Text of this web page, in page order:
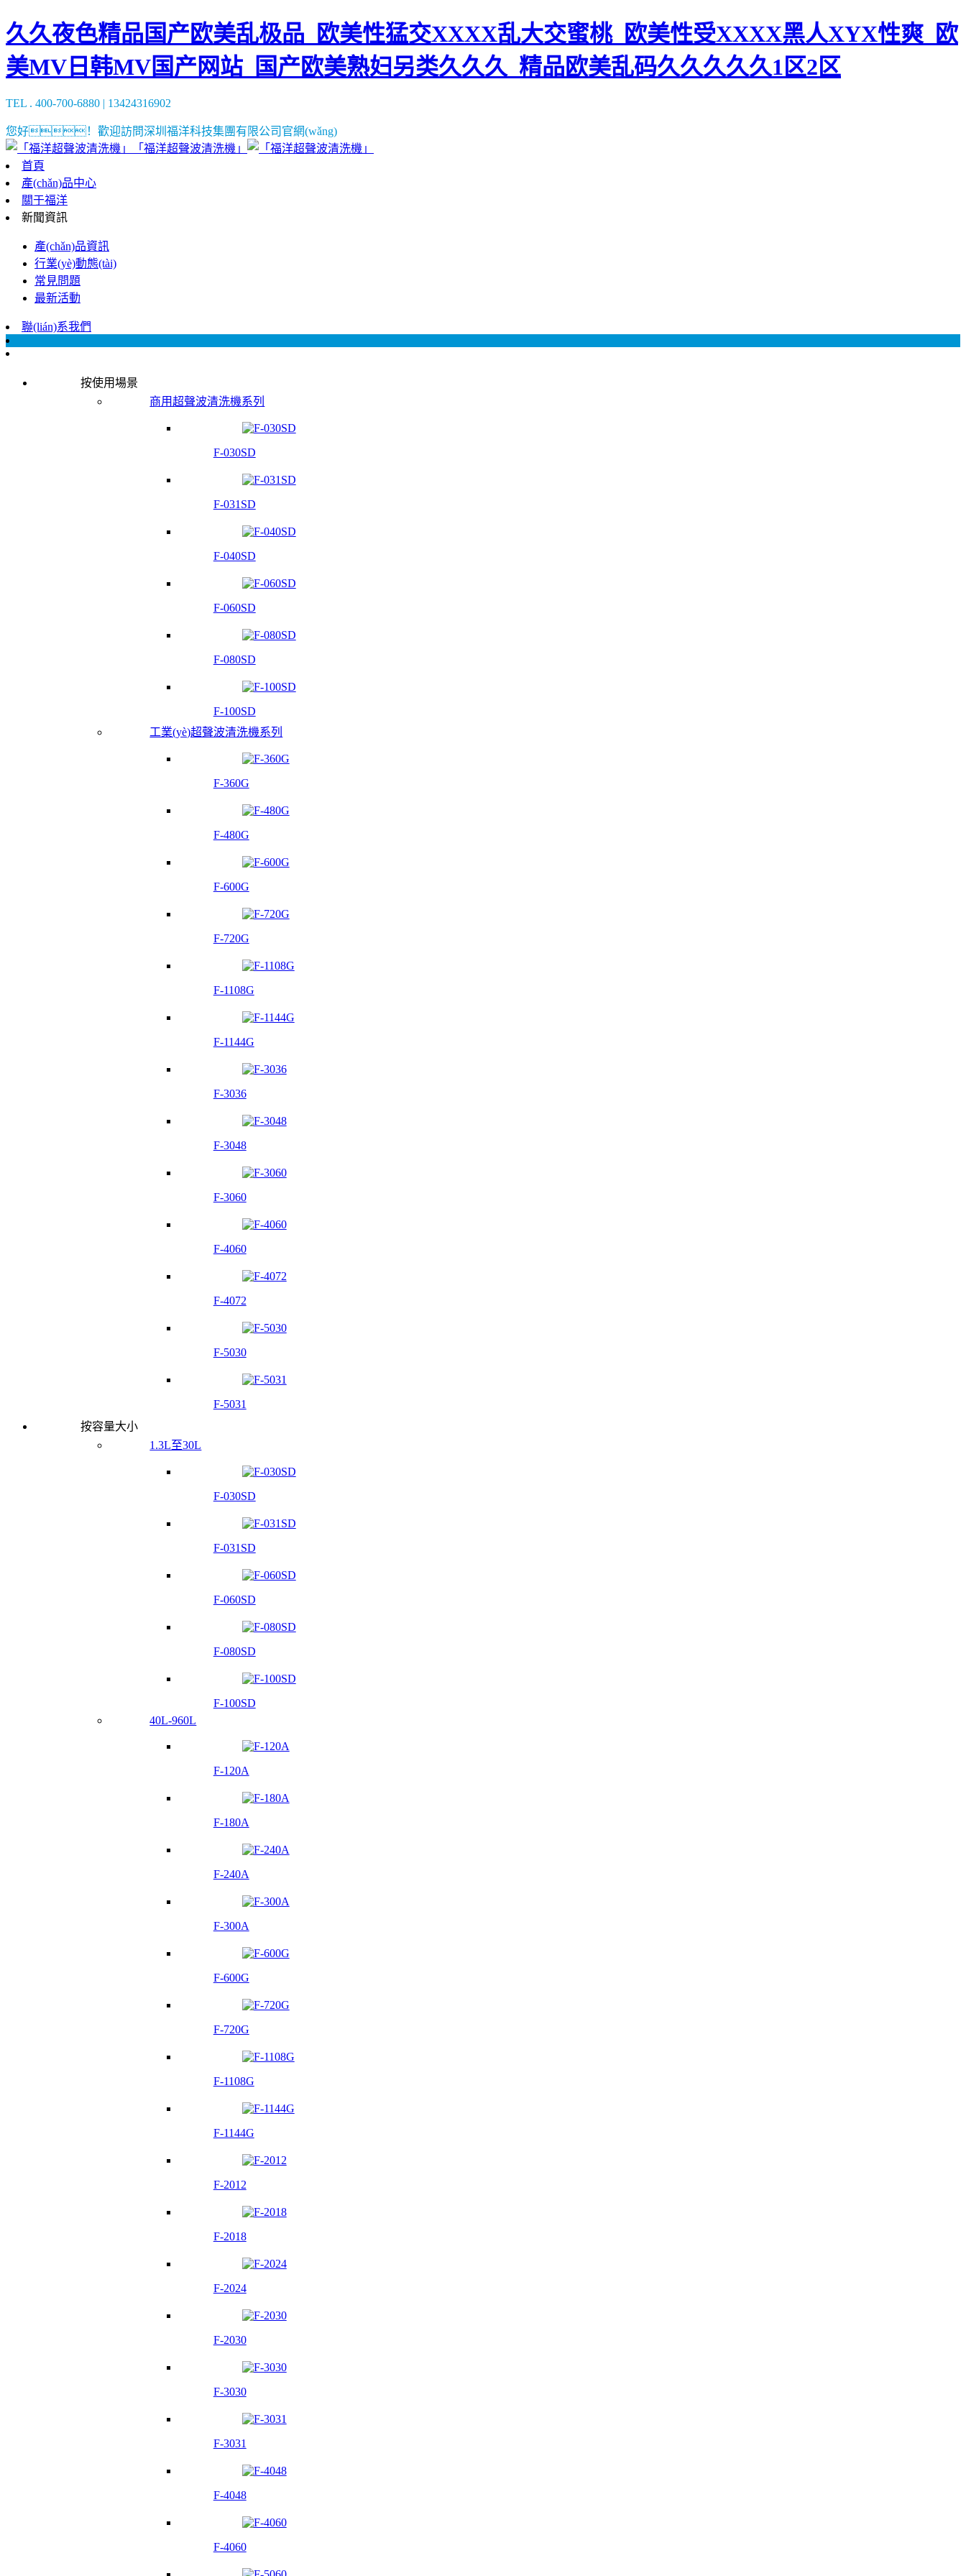
久久夜色精品国产欧美乱极品_欧美性猛交XXXX乱大交蜜桃_欧美性受XXXX黑人XYX性爽_欧
美MV日韩MV国产网站_国产欧美熟妇另类久久久_精品欧美乱码久久久久久1区2区
TEL . 400-700-6880 | 13424316902
您好！歡迎訪問深圳福洋科技集團有限公司官網(wǎng)
「福洋超聲波清洗機」
首頁
產(chǎn)品中心
關于福洋
新聞資訊
產(chǎn)品資訊
行業(yè)動態(tài)
常見問題
最新活動
聯(lián)系我們
按使用場景
商用超聲波清洗機系列
F-030SD
F-031SD
F-040SD
F-060SD
F-080SD
F-100SD
工業(yè)超聲波清洗機系列
F-360G
F-480G
F-600G
F-720G
F-1108G
F-1144G
F-3036
F-3048
F-3060
F-4060
F-4072
F-5030
F-5031
按容量大小
1.3L至30L
F-030SD
F-031SD
F-060SD
F-080SD
F-100SD
40L-960L
F-120A
F-180A
F-240A
F-300A
F-600G
F-720G
F-1108G
F-1144G
F-2012
F-2018
F-2024
F-2030
F-3030
F-3031
F-4048
F-4060